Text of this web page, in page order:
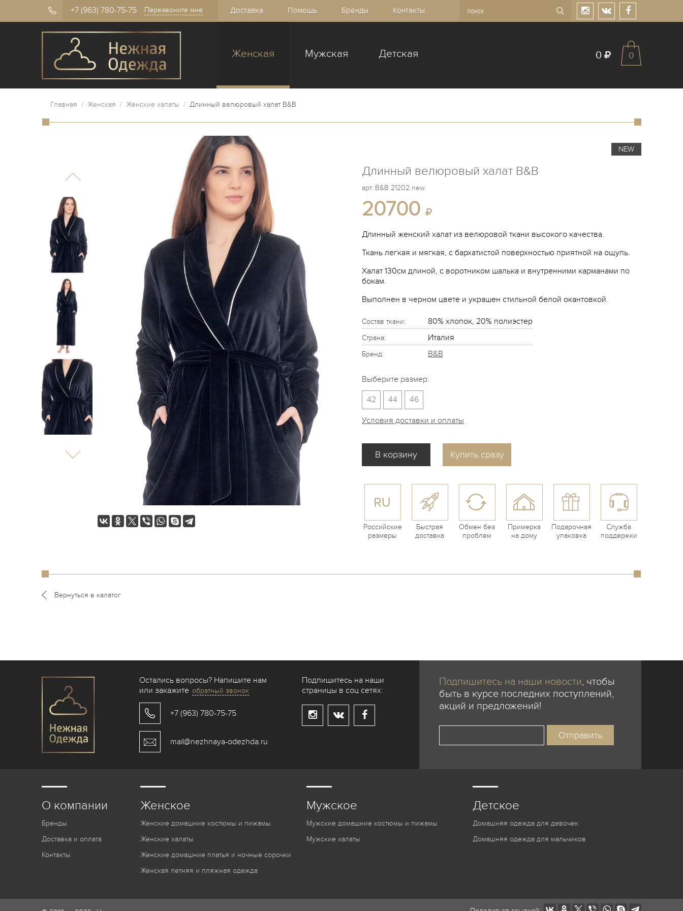
+7 (963) 780-75-75 Перезвоните мне Доставка Помощь Бренды Контакты
Женская Мужская Детская 0 0
Главная / Женская / Женские халаты / Длинный велюровый халат B&B
NEW
Длинный велюровый халат B&B
арт. B&B 21202 new
20700
Длинный женский халат из велюровой ткани высокого качества.
Ткань легкая и мягкая, с бархатистой поверхностью приятной на ощупь.
Халат 130см длиной, с воротником шалька и внутренними карманами по
бокам.
Выполнен в черном цвете и украшен стильной белой окантовкой.
Состав ткани: 80% хлопок, 20% полиэстер
Страна: Италия
Бренд: B&B
Выберите размер:
42
44 46
Условия доставки и оплаты
Купить сразу
Российские
размеры
Быстрая
доставка
Обмен без
проблем
Примерка
на дому
Подарочная
упаковка
Служба
поддержки
Вернуться в калатог
Остались вопросы? Напишите нам
или закажите обратный звонок
+7 (963) 780-75-75
mail@nezhnaya-odezhda.ru
Подпишитесь на наши
страницы в соц сетях:
Подпишитесь на наши новости, чтобы
быть в курсе последних поступлений,
акций и предложений!
О компании
Бренды
Доставка и оплата
Контакты
Женское
Женские домашние костюмы и пижамы
Женские халаты
Женские домашние платья и ночные сорочки
Женская летняя и пляжная одежда
Мужское
Мужские домашние костюмы и пижамы
Мужские халаты
Детское
Домашняя одежда для девочек
Домашняя одежда для мальчиков